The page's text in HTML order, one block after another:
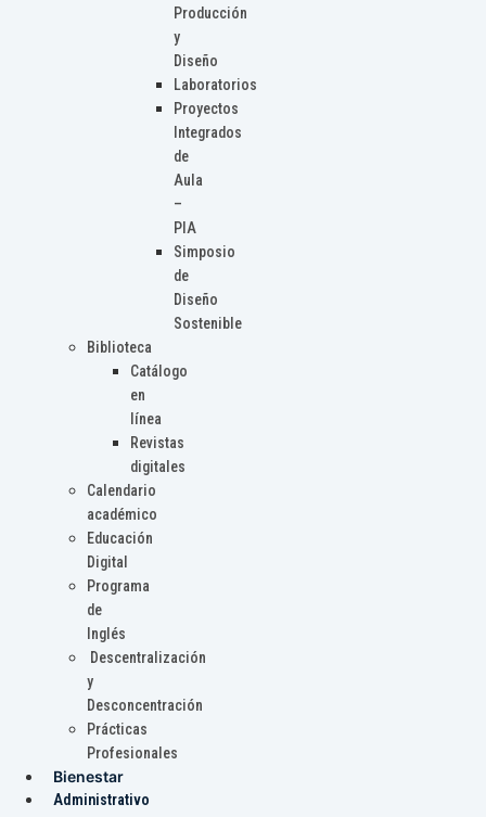
Producción
y
Diseño
Laboratorios
Proyectos
Integrados
de
Aula
–
PIA
Simposio
de
Diseño
Sostenible
Biblioteca
Catálogo
en
línea
Revistas
digitales
Calendario
académico
Educación
Digital
Programa
de
Inglés
Descentralización
y
Desconcentración
Prácticas
Profesionales
Bienestar
Administrativo